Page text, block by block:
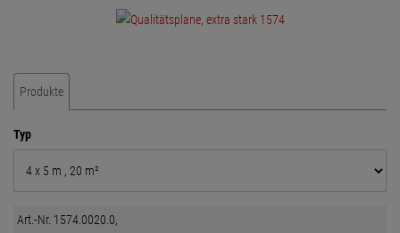
Produkte
Typ
Art.-Nr. 1574.0020.0,